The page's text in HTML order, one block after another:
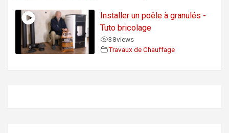
Installer un poêle à granulés -
Tuto bricolage
38views
Travaux de Chauffage